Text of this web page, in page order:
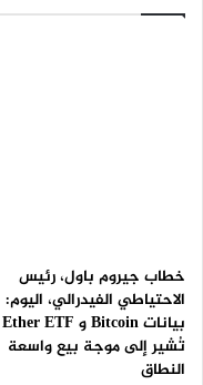
خطاب جيروم باول، رئيس
الاحتياطي الفيدرالي، اليوم:
بيانات Bitcoin و Ether ETF
تُشير إلى موجة بيع واسعة
النطاق